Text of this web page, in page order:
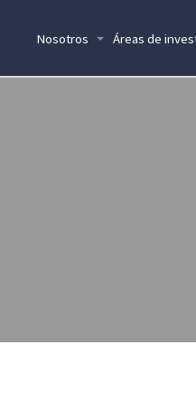
Nosotros Áreas de